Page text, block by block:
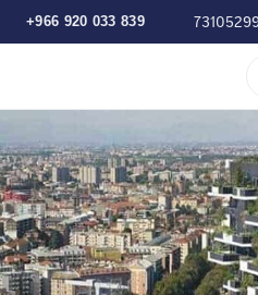
+966 920 033 839